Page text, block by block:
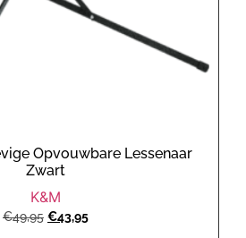
Opvouwbare Lessenaar
Zwart
K&M
€49,95 €43,95